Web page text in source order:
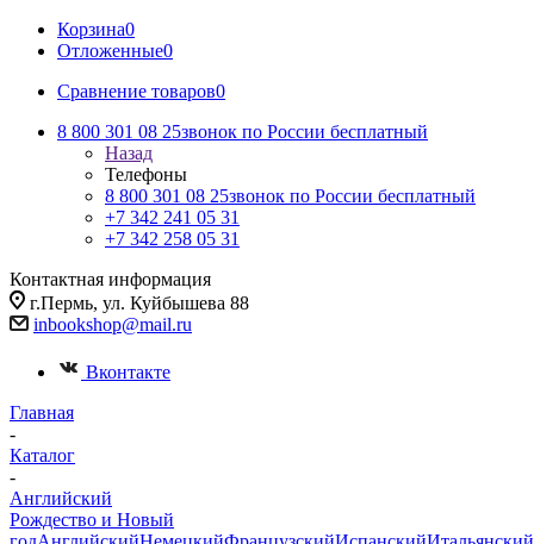
Корзина0
Отложенные0
Сравнение товаров0
8 800 301 08 25звонок по России бесплатный
Назад
Телефоны
8 800 301 08 25звонок по России бесплатный
+7 342 241 05 31
+7 342 258 05 31
Контактная информация
г.Пермь, ул. Куйбышева 88
inbookshop@mail.ru
Вконтакте
Главная
-
Каталог
-
Английский
Рождество и Новый